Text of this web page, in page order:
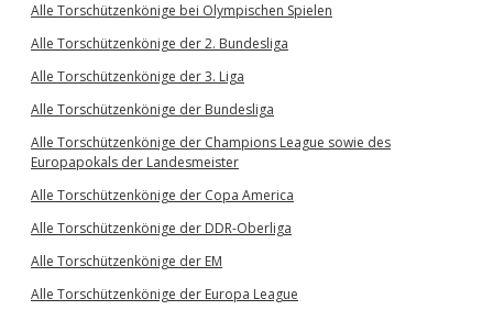
Alle Torschützenkönige bei Olympischen Spielen
Alle Torschützenkönige der 2. Bundesliga
Alle Torschützenkönige der 3. Liga
Alle Torschützenkönige der Bundesliga
Alle Torschützenkönige der Champions League sowie des
Europapokals der Landesmeister
Alle Torschützenkönige der Copa America
Alle Torschützenkönige der DDR-Oberliga
Alle Torschützenkönige der EM
Alle Torschützenkönige der Europa League